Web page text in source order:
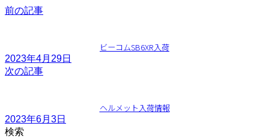
前の記事
ビーコムSB6XR入荷
2023年4月29日
次の記事
ヘルメット入荷情報
2023年6月3日
検索